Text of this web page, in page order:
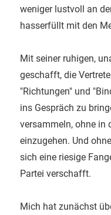
weniger lustvoll an
hasserfüllt mit den
Mit seiner ruhigen,
geschafft, die
"Richtungen" und
ins Gespräch zu
versammeln, ohne in
einzugehen. Und
sich eine riesige
Partei verschafft.
Mich hat zunächst